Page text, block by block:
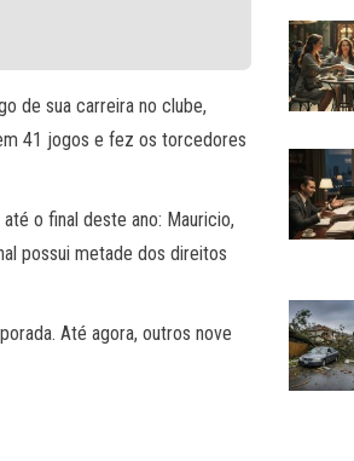
de sua carreira no clube,
41 jogos e fez os torcedores
o final deste ano: Mauricio,
possui metade dos direitos
Até agora, outros nove